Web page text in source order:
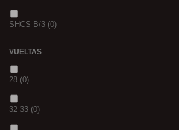
PIÑA
SCOPEX
TUTTI
SHCS B/3 (0)
VUELTAS
28 (0)
32-33 (0)